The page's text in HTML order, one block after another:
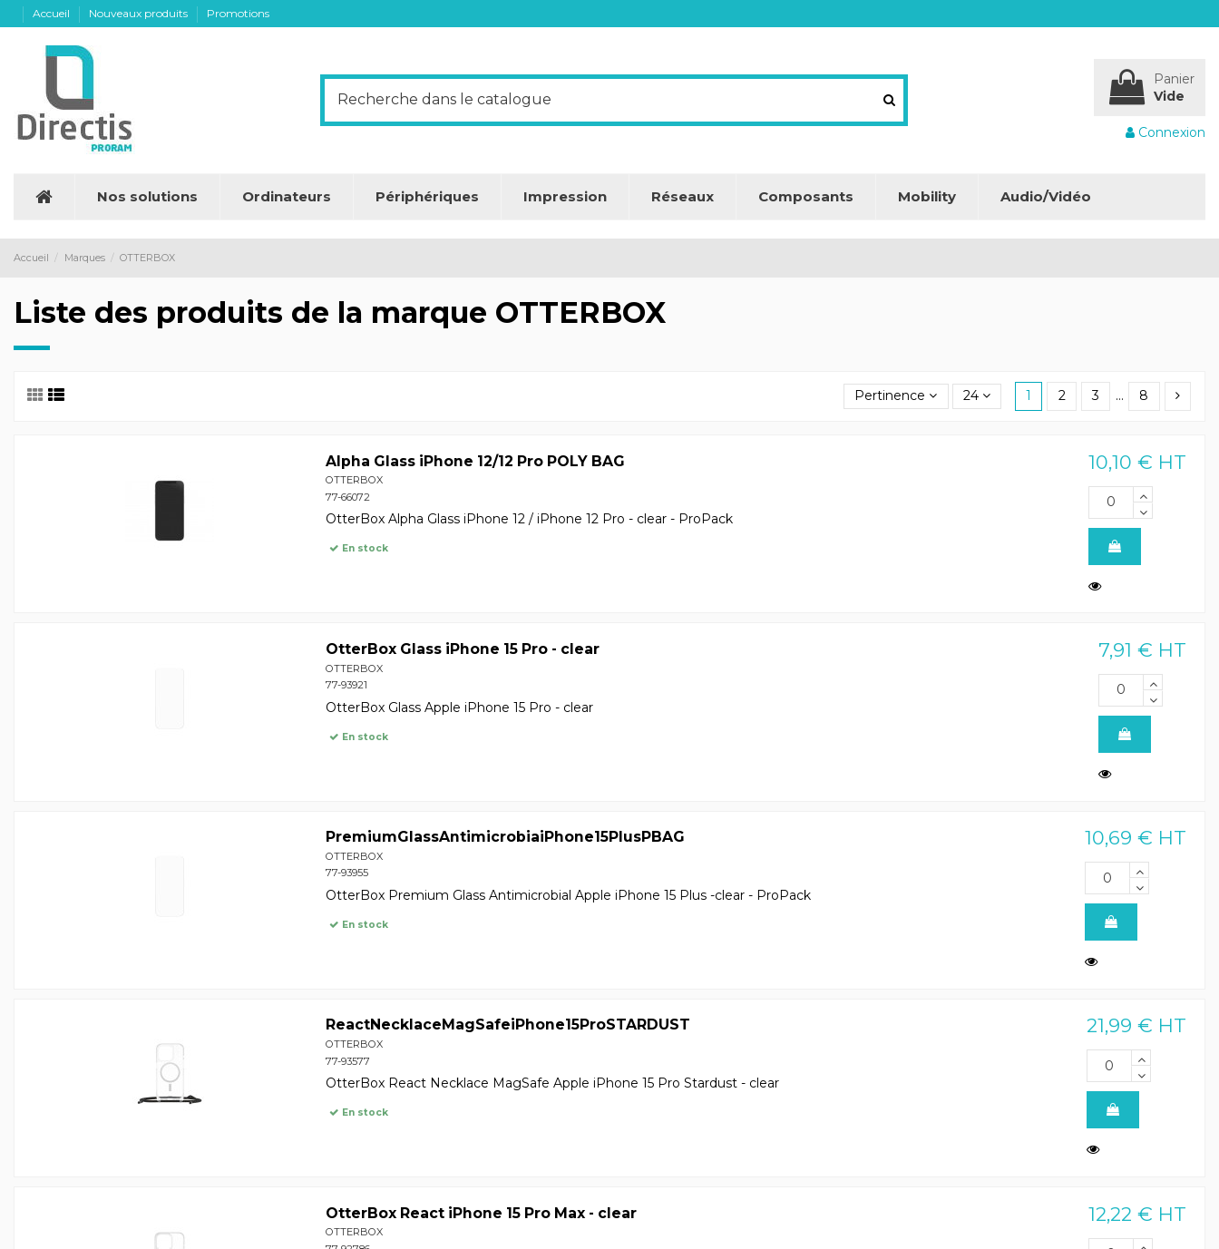
Accueil Nouveaux produits Promotions
Panier
Vide
Connexion
Nos solutions Ordinateurs Périphériques Impression Réseaux Composants Mobility Audio/Vidéo
Accueil Marques OTTERBOX
Liste des produits de la marque OTTERBOX
Pertinence 24 1 2 3 … 8
Alpha Glass iPhone 12/12 Pro POLY BAG
OTTERBOX
77-66072
OtterBox Alpha Glass iPhone 12 / iPhone 12 Pro - clear - ProPack
En stock
10,10 € HT
OtterBox Glass iPhone 15 Pro - clear
OTTERBOX
77-93921
OtterBox Glass Apple iPhone 15 Pro - clear
En stock
7,91 € HT
PremiumGlassAntimicrobiaiPhone15PlusPBAG
OTTERBOX
77-93955
OtterBox Premium Glass Antimicrobial Apple iPhone 15 Plus -clear - ProPack
En stock
10,69 € HT
ReactNecklaceMagSafeiPhone15ProSTARDUST
OTTERBOX
77-93577
OtterBox React Necklace MagSafe Apple iPhone 15 Pro Stardust - clear
En stock
21,99 € HT
OtterBox React iPhone 15 Pro Max - clear
OTTERBOX
12,22 € HT